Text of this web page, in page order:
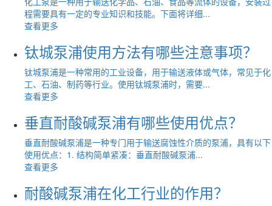
程需要具有一定的专业知识和技能。下面将详细...
查看更多
钛城泵浦使用方法有哪些注意事项？
钛城泵浦是一种常用的工业设备，用于输送液体或气体，常见于化
工、石油、制药等行业。使用钛城泵浦时，需要...
查看更多
垂直耐酸碱泵浦有哪些使用优点？
垂直耐酸碱泵浦是一种专门用于输送腐蚀性介质的泵浦，具有以下
使用优点：1. 结构简单紧凑：垂直耐酸碱泵浦...
查看更多
耐酸碱泵浦在化工行业的作用？